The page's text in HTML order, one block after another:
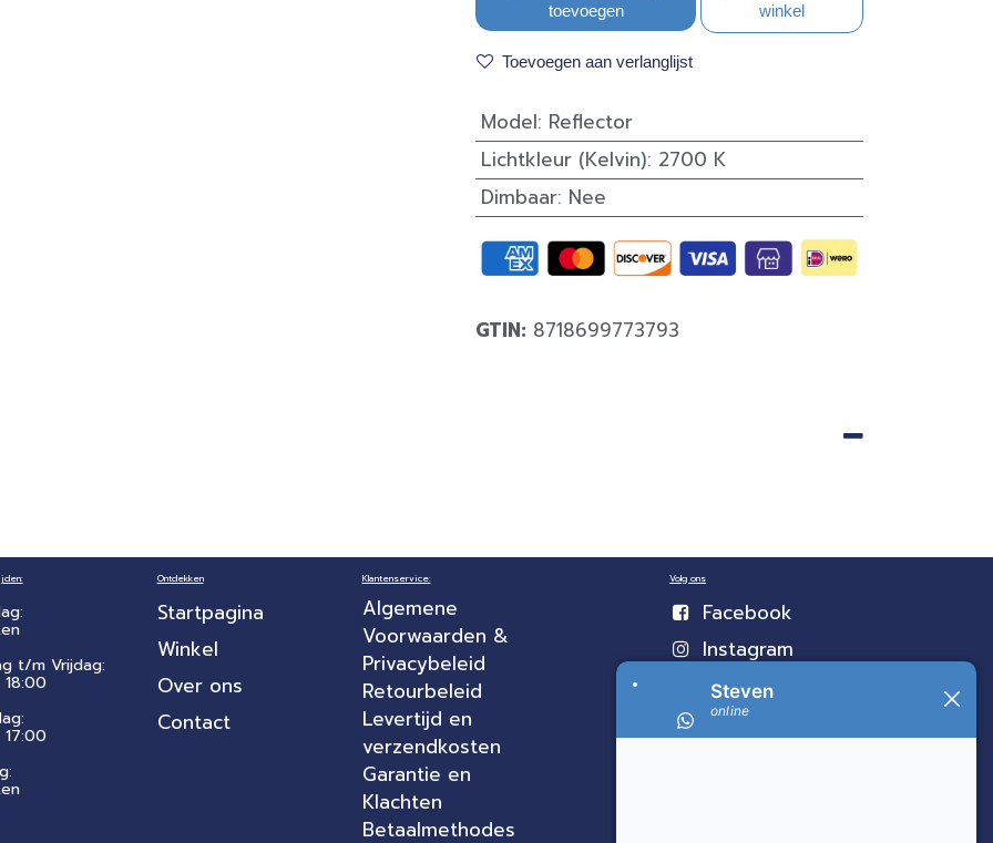
toevoegen
winkel
Toevoegen aan verlanglijst
Model: Reflector
Lichtkleur (Kelvin): 2700 K
Dimbaar: Nee
GTIN: 8718699773793
t/m Vrijdag:
Ontdekken
Startpagina
Winkel
Over ons
Contact
Klantenservice:
Algemene
Voorwaarden &
Privacybeleid
Retourbeleid
Levertijd en
verzendkosten
Garantie en
Klachten
Betaalmethodes
Volg ons
Facebook
Instagram